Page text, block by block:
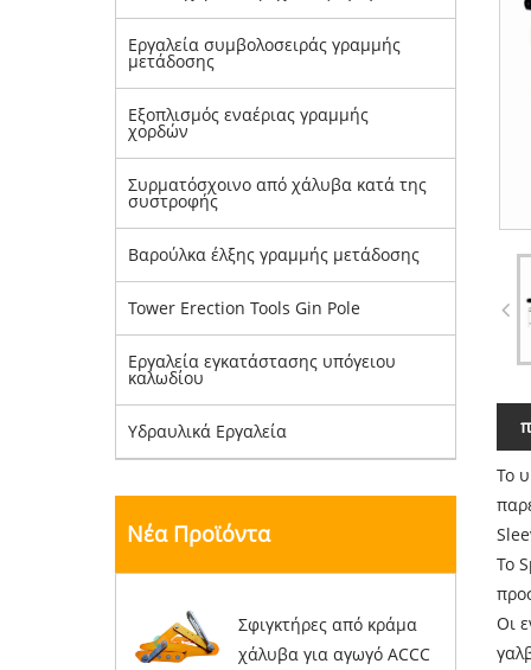
Εργαλεία συμβολοσειράς γραμμής
μετάδοσης
Εξοπλισμός εναέριας γραμμής
χορδών
Συρματόσχοινο από χάλυβα κατά της
συστροφής
Βαρούλκα έλξης γραμμής μετάδοσης
Tower Erection Tools Gin Pole
Εργαλεία εγκατάστασης υπόγειου
καλωδίου
Υδραυλικά Εργαλεία
Νέα Προϊόντα
Σφιγκτήρες από κράμα
χάλυβα για αγωγό ACCC
Το
Το
Οι